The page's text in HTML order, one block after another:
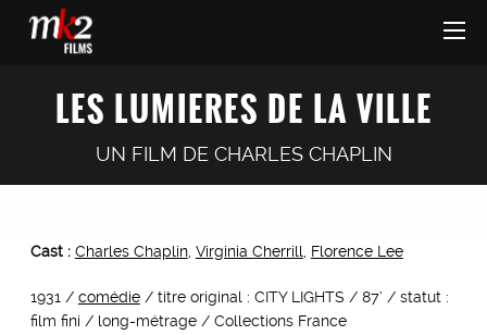
LES LUMIERES DE LA VILLE
UN FILM DE CHARLES CHAPLIN
Cast : Charles Chaplin, Virginia Cherrill Florence Lee
1931 / comédie/ titre original : CITY LIGHTS / 87’ / statut :
film fini / long-métrage / Collections France